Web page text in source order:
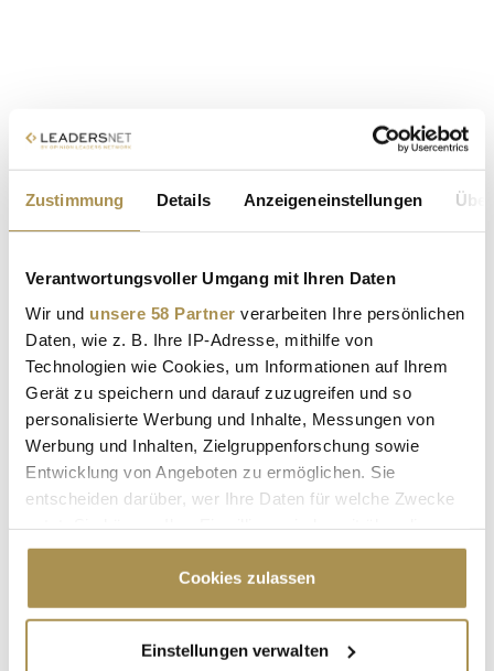
Zustimmung Details Anzeigeneinstellungen
Verantwortungsvoller Umgang mit Ihren Daten
Wir und unsere 58 Partner verarbeiten Ihre persönlichen
Daten, wie z. B. Ihre IP-Adresse, mithilfe von
Technologien wie Cookies, um Informationen auf Ihrem
Gerät zu speichern und darauf zuzugreifen und so
personalisierte Werbung und Inhalte, Messungen von
Werbung und Inhalten, Zielgruppenforschung sowie
Entwicklung von Angeboten zu ermöglichen. Sie
entscheiden darüber, wer Ihre Daten für welche Zwecke
Cookie-Erklärung oder durch Klicken auf das Privacy
Trigger Symbol ändern oder widerrufen
Informationen über Ihre geografische Lage
Cookies zulassen
Einstellungen verwalten